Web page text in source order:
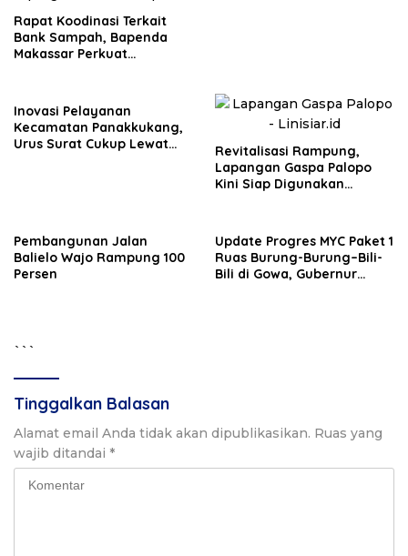
Rapat Koodinasi Terkait
Bank Sampah, Bapenda
Makassar Perkuat
Inovasi Pelayanan
Kecamatan Panakkukang,
Urus Surat Cukup Lewat
Revitalisasi Rampung,
Lapangan Gaspa Palopo
Kini Siap Digunakan
Pembangunan Jalan
Balielo Wajo Rampung 100
Persen
Update Progres MYC Paket 1
Ruas Burung-Burung–Bili-
Bili di Gowa, Gubernur
```
Tinggalkan Balasan
Alamat email Anda tidak akan dipublikasikan. Ruas yang
wajib ditandai *